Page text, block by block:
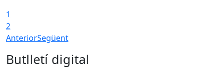
1
2
AnteriorSegüent
Butlletí digital